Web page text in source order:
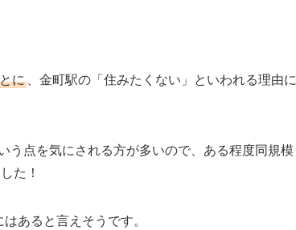
に
、金町駅の「住みたくない」といわれる理由に
う点を気にされる方が多いので、ある程度同規模
た！
あると言えそうです。